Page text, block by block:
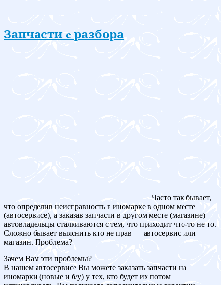
Запчасти c разбора
Часто так бывает,
что определив неисправность в иномарке в одном месте
(автосервисе), а заказав запчасти в другом месте (магазине)
автовладельцы сталкиваются с тем, что приходит что-то не то.
Сложно бывает выяснить кто не прав — автосервис или
магазин. Проблема?
Зачем Вам эти проблемы?
В нашем автосервисе Вы можете заказать запчасти на
иномарки (новые и б/у) у тех, кто будет их потом